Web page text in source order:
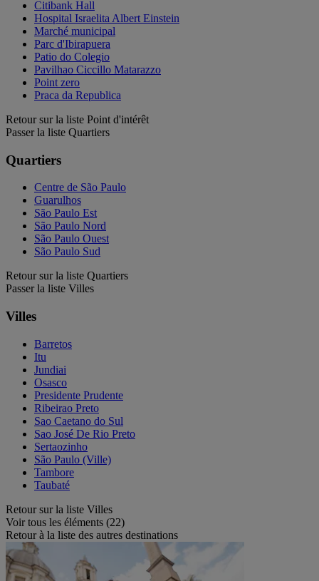
Citibank Hall
Hospital Israelita Albert Einstein
Marché municipal
Parc d'Ibirapuera
Patio do Colegio
Pavilhao Ciccillo Matarazzo
Point zero
Praca da Republica
Retour sur la liste Point d'intérêt
Passer la liste Quartiers
Quartiers
Centre de São Paulo
Guarulhos
São Paulo Est
São Paulo Nord
São Paulo Ouest
São Paulo Sud
Retour sur la liste Quartiers
Passer la liste Villes
Villes
Barretos
Itu
Jundiai
Osasco
Presidente Prudente
Ribeirao Preto
Sao Caetano do Sul
Sao José De Rio Preto
Sertaozinho
São Paulo (Ville)
Tambore
Taubaté
Retour sur la liste Villes
Voir tous les éléments (22)
Retour à la liste des autres destinations